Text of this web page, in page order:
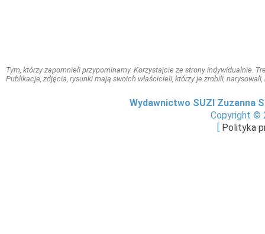
Tym, którzy zapomnieli przypominamy. Korzystajcie ze strony indywidualnie.
Publikacje, zdjęcia, rysunki mają swoich właścicieli, którzy je zrobili,
Wydawnictwo SUZI Zuzanna
Copyright ©
Polityka